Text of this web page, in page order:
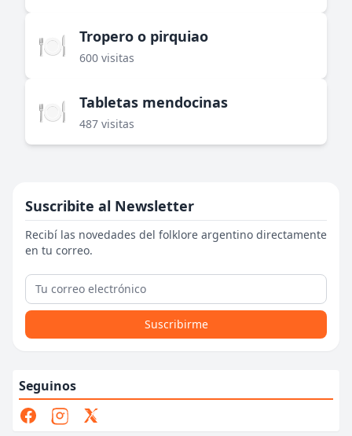
🍽️ Tropero o pirquiao
600 visitas
🍽️ Tabletas mendocinas
487 visitas
Suscribite al Newsletter
Recibí las novedades del folklore argentino directamente
en tu correo.
Suscribirme
Seguinos